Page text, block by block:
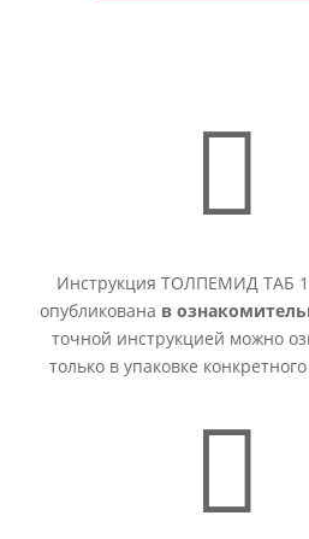

Инструкция ТОЛПЕМИД ТАБ
опубликована в
точной инструкцией можно
только в упаковке
